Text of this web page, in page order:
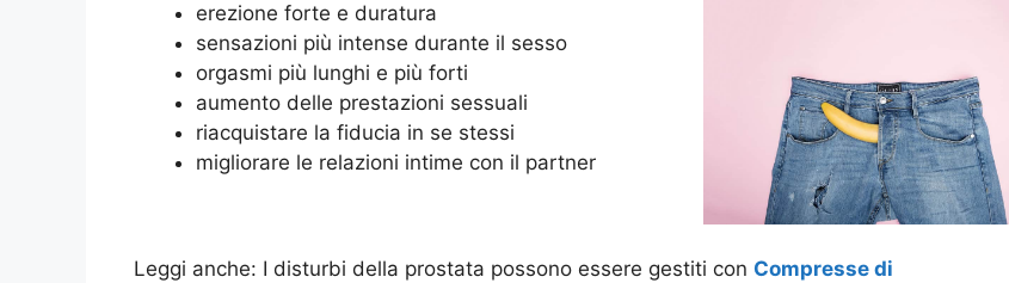
erezione forte e duratura
sensazioni più intense durante il sesso
orgasmi più lunghi e più forti
aumento delle prestazioni sessuali
riacquistare la fiducia in se stessi
migliorare le relazioni intime con il partner
Leggi anche: I disturbi della prostata possono essere gestiti con Compresse di